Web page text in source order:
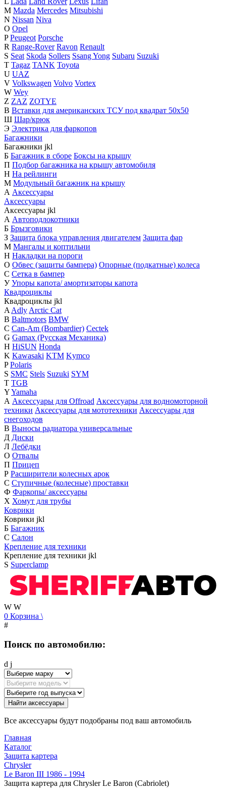
M Mazda Mercedes Mitsubishi
N Nissan Niva
O Opel
P Peugeot Porsche
R Range-Rover Ravon Renault
S Seat Skoda Sollers Ssang Yong Subaru Suzuki
T Tagaz TANK Toyota
U UAZ
V Volkswagen Volvo Vortex
W Wey
Z ZAZ ZOTYE
В Вставки для американских ТСУ под квадрат 50х50
Ш Шар/крюк
Э Электрика для фаркопов
Багажники
Багажники jkl
Б Багажник в сборе Боксы на крышу
П Подбор багажника на крышу автомобиля
Н На рейлинги
М Модульный багажник на крышу
А Аксессуары
Аксессуары
Аксессуары jkl
А Автоподлокотники
Б Брызговики
З Защита блока управления двигателем Защита фар
М Мангалы и коптильни
Н Накладки на пороги
О Обвес (защиты бампера) Опорные (подкатные) колеса
С Сетка в бампер
У Упоры капота/ амортизаторы капота
Квадроциклы
Квадроциклы jkl
A Adly Arctic Cat
B Baltmotors BMW
C Can-Am (Bombardier) Cectek
G Gamax (Русская Механика)
H HiSUN Honda
K Kawasaki KTM Kymco
P Polaris
S SMC Stels Suzuki SYM
T TGB
YYamaha
А Аксессуары для Offroad Аксессуары для водномоторной
техники Аксессуары для мототехники Аксессуары для
снегоходов
В Выносы радиатора универсальные
Д Диски
Л Лебёдки
О Отвалы
П Прицеп
Р Расширители колесных арок
С Ступичные (колесные) проставки
Ф Фаркопы/ аксессуары
Х Хомут для трубы
Коврики
Коврики jkl
Б Багажник
С Салон
Крепление для техники
Крепление для техники jkl
S Superclamp
W W
0 Корзина \
#
Поиск по автомобилю:
d j
Найти аксессуары
Все аксессуары будут подобраны под ваш автомобиль
Главная
Каталог
Защита картера
Chrysler
Le Baron III 1986 - 1994
Защита картера для Chrysler Le Baron (Cabriolet)